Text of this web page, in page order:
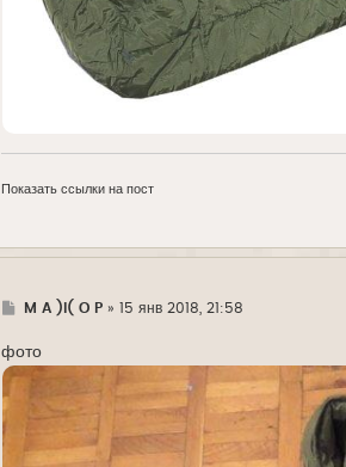
Показать ссылки на пост
M A )l( O P» 15 янв 2018, 21:58
фото